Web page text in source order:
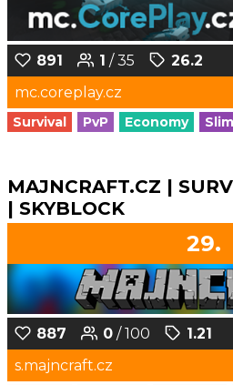
891 1 / 35
26.2
mc.coreplay.cz
Survival PvP Economy
MAJNCRAFT.CZ |
| SKYBLOCK
29.
887 0 / 100
1.21
s.majncraft.cz